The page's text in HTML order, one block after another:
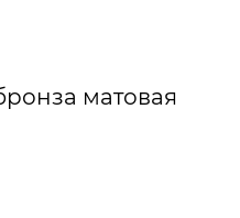
матовая